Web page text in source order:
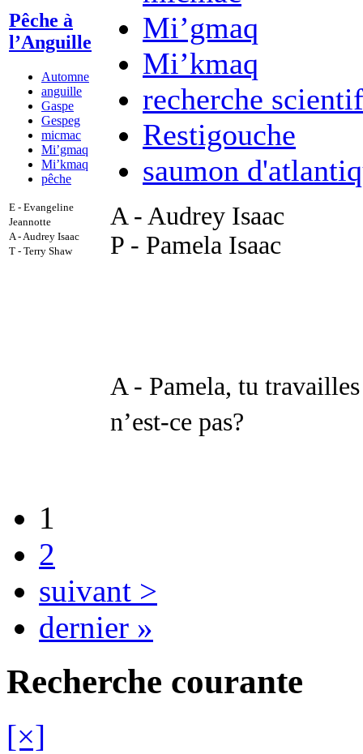
Pêche à
l’Anguille
Automne
anguille
Gaspe
Gespeg
micmac
Mi’gmaq
Mi’kmaq
pêche
E - Evangeline
Jeannotte
A - Audrey Isaac
T - Terry Shaw
Mi’gmaq
Mi’kmaq
recherche
Restigouche
saumon
A - Audrey Isaac
P - Pamela Isaac
A - Pamela, tu
n’est-ce pas?
1
2
suivant >
dernier »
Recherche courante
[×]